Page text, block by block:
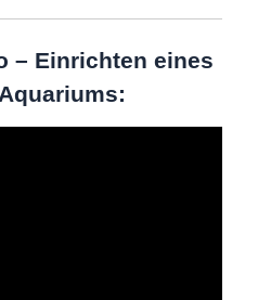
– Einrichten eines